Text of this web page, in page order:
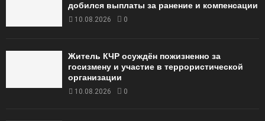
добился выплаты за ранение и компенсации
10.08.2026 0
Житель КЧР осуждён пожизненно за
госизмену и участие в террористической
организации
10.08.2026 0